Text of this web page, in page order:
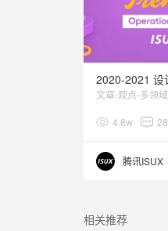
文章-观点-多领域
4.8w 28
腾讯ISUX
相关推荐